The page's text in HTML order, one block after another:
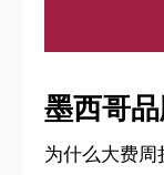
墨西哥品
为什么大费周